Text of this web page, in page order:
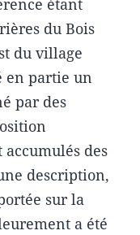
étant
du Bois
du village
en partie un
par des
accumulés des
description,
sur la
a été